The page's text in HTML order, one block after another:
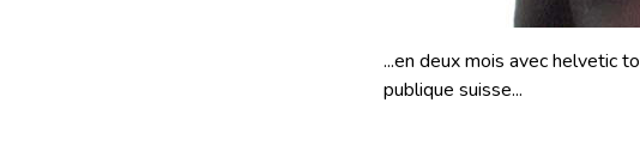
...en deux mois avec helvetic
publique suisse...